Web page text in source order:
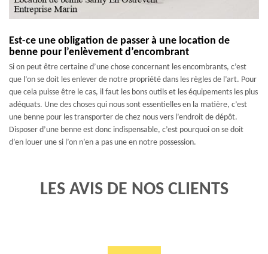
Est-ce une obligation de passer à une location de
benne pour l’enlèvement d’encombrant
Si on peut être certaine d’une chose concernant les encombrants, c’est
que l’on se doit les enlever de notre propriété dans les règles de l’art. Pour
que cela puisse être le cas, il faut les bons outils et les équipements les plus
adéquats. Une des choses qui nous sont essentielles en la matière, c’est
une benne pour les transporter de chez nous vers l’endroit de dépôt.
Disposer d’une benne est donc indispensable, c’est pourquoi on se doit
d’en louer une si l’on n’en a pas une en notre possession.
LES AVIS DE NOS CLIENTS